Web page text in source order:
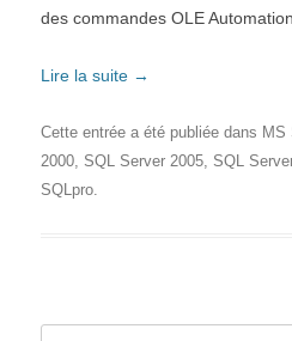
des commandes OLE Automation.
Lire la suite →
Cette entrée a été publiée dans MS
2000, SQL Server 2005, SQL
SQLpro.